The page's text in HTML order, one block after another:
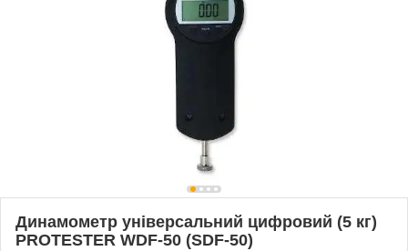
Динамометр універсальний цифровий (5 кг)
PROTESTER WDF-50 (SDF-50)